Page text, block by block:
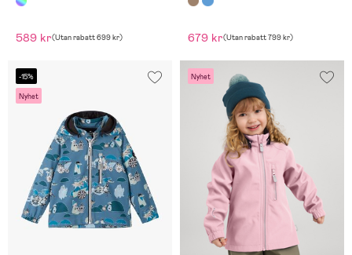
589 kr(Utan rabatt699 kr) 679 kr(Utan rabatt799 kr)
-15%
Nyhet
Nyhet